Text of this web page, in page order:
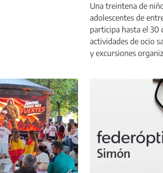
Una treintena de
adolescentes de
participa hasta el 30
actividades de ocio
y excursiones